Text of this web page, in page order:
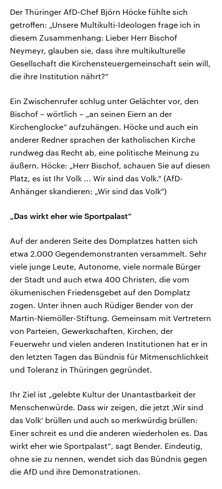
Der Thüringer AfD-Chef Björn Höcke fühlte sich
getroffen: „Unsere Multikulti-Ideologen frage ich in
diesem Zusammenhang: Lieber Herr Bischof
Neymeyr, glauben sie, dass ihre multikulturelle
Gesellschaft die Kirchensteuergemeinschaft sein will,
die ihre Institution nährt?“
Ein Zwischenrufer schlug unter Gelächter vor, den
Bischof – wörtlich – „an seinen Eiern an der
Kirchenglocke“ aufzuhängen. Höcke und auch ein
anderer Redner sprachen der katholischen Kirche
rundweg das Recht ab, eine politische Meinung zu
äußern. Höcke: „Herr Bischof, schauen Sie auf diesen
Platz, es ist Ihr Volk ... Wir sind das Volk.“ (AfD-
Anhänger skandieren: „Wir sind das Volk")
„Das wirkt eher wie Sportpalast“
Auf der anderen Seite des Domplatzes hatten sich
etwa 2.000 Gegendemonstranten versammelt. Sehr
viele junge Leute, Autonome, viele normale Bürger
der Stadt und auch etwa 400 Christen, die vom
ökumenischen Friedensgebet auf den Domplatz
zogen. Unter ihnen auch Rüdiger Bender von der
Martin-Niemöller-Stiftung. Gemeinsam mit Vertretern
von Parteien, Gewerkschaften, Kirchen, der
Feuerwehr und vielen anderen Institutionen hat er in
den letzten Tagen das Bündnis für Mitmenschlichkeit
und Toleranz in Thüringen gegründet.
Ihr Ziel ist „gelebte Kultur der Unantastbarkeit der
Menschenwürde. Dass wir zeigen, die jetzt ‚Wir sind
das Volk‘ brüllen und auch so merkwürdig brüllen:
Einer schreit es und die anderen wiederholen es. Das
wirkt eher wie Sportpalast“, sagt Bender. Eindeutig,
ohne sie zu nennen, wendet sich das Bündnis gegen
die AfD und ihre Demonstrationen.